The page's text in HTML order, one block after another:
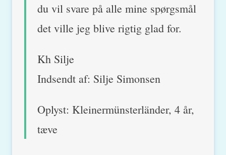
du vil svare på alle mine spørgsmål
det ville jeg blive rigtig glad for.
Kh Silje
Indsendt af: Silje Simonsen
Oplyst: Kleinermünsterländer, 4 år,
tæve